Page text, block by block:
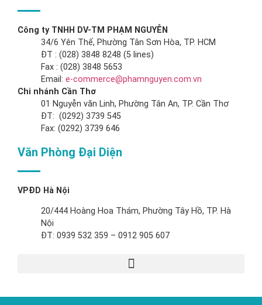
Công ty TNHH DV-TM PHẠM NGUYỄN
34/6 Yên Thế, Phường Tân Sơn Hòa, TP. HCM
ĐT : (028) 3848 8248 (5 lines)
Fax : (028) 3848 5653
Email: e-commerce@phamnguyen.com.vn
Chi nhánh Cần Thơ
01 Nguyễn văn Linh, Phường Tân An, TP. Cần Thơ
ĐT: (0292) 3739 545
Fax: (0292) 3739 646
Văn Phòng Đại Diện
VPĐD Hà Nội
20/444 Hoàng Hoa Thám, Phường Tây Hồ, TP. Hà
Nội
ĐT: 0939 532 359 – 0912 905 607